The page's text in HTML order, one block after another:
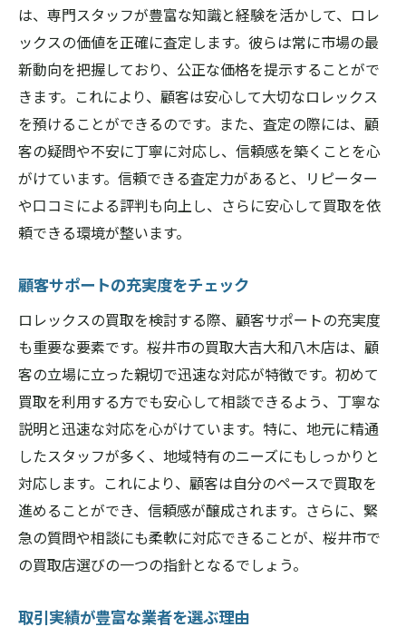
は、専門スタッフが豊富な知識と経験を活かして、ロレ
ックスの価値を正確に査定します。彼らは常に市場の最
新動向を把握しており、公正な価格を提示することがで
きます。これにより、顧客は安心して大切なロレックス
を預けることができるのです。また、査定の際には、顧
客の疑問や不安に丁寧に対応し、信頼感を築くことを心
がけています。信頼できる査定力があると、リピーター
や口コミによる評判も向上し、さらに安心して買取を依
頼できる環境が整います。
顧客サポートの充実度をチェック
ロレックスの買取を検討する際、顧客サポートの充実度
も重要な要素です。桜井市の買取大吉大和八木店は、顧
客の立場に立った親切で迅速な対応が特徴です。初めて
買取を利用する方でも安心して相談できるよう、丁寧な
説明と迅速な対応を心がけています。特に、地元に精通
したスタッフが多く、地域特有のニーズにもしっかりと
対応します。これにより、顧客は自分のペースで買取を
進めることができ、信頼感が醸成されます。さらに、緊
急の質問や相談にも柔軟に対応できることが、桜井市で
の買取店選びの一つの指針となるでしょう。
取引実績が豊富な業者を選ぶ理由